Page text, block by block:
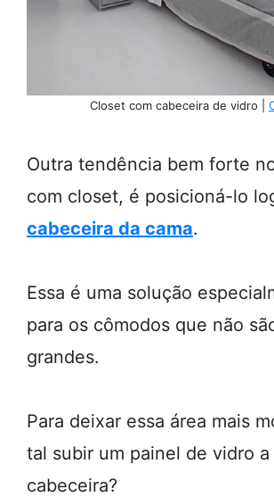
Closet com cabeceira de vidro |
Outra tendência bem forte
com closet, é posicioná-lo
cabeceira da cama.
Essa é uma solução
para os cômodos que não
grandes.
Para deixar essa área mais
tal subir um painel de vidro
cabeceira?